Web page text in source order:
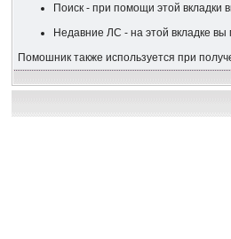
Поиск - при помощи этой вкладки
Недавние ЛС - на этой вкладке
Помошник также используется при